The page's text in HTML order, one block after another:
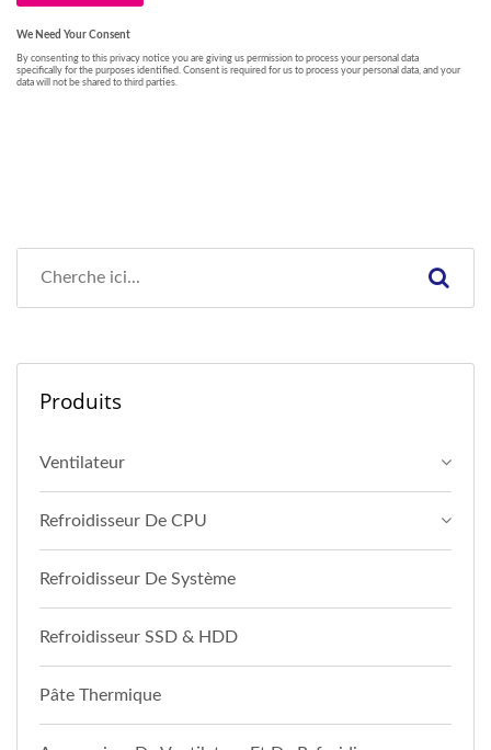
Produits
Ventilateur
Refroidisseur De CPU
Refroidisseur De Système
Refroidisseur SSD & HDD
Pâte Thermique